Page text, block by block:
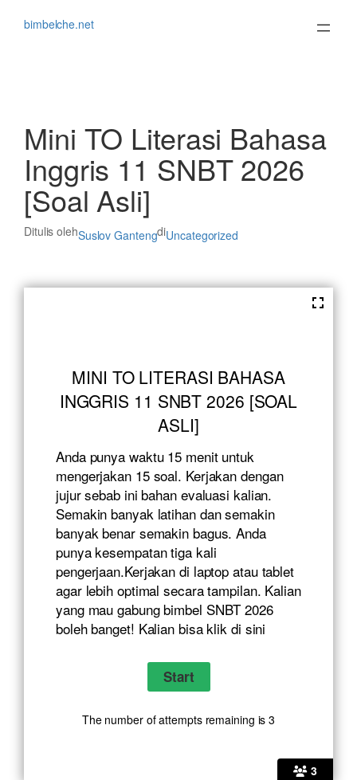
bimbelche.net
Mini TO Literasi Bahasa
Inggris 11 SNBT 2026
[Soal Asli]
Ditulis olehSuslov GantengdiUncategorized
3
MINI TO LITERASI BAHASA
INGGRIS 11 SNBT 2026 [SOAL
ASLI]
Anda punya waktu 15 menit untuk
mengerjakan 15 soal. Kerjakan dengan
jujur sebab ini bahan evaluasi kalian.
Semakin banyak latihan dan semakin
banyak benar semakin bagus. Anda
punya kesempatan tiga kali
pengerjaan.Kerjakan di laptop atau tablet
agar lebih optimal secara tampilan. Kalian
yang mau gabung bimbel SNBT 2026
boleh banget! Kalian bisa klik di sini
The number of attempts remaining is 3